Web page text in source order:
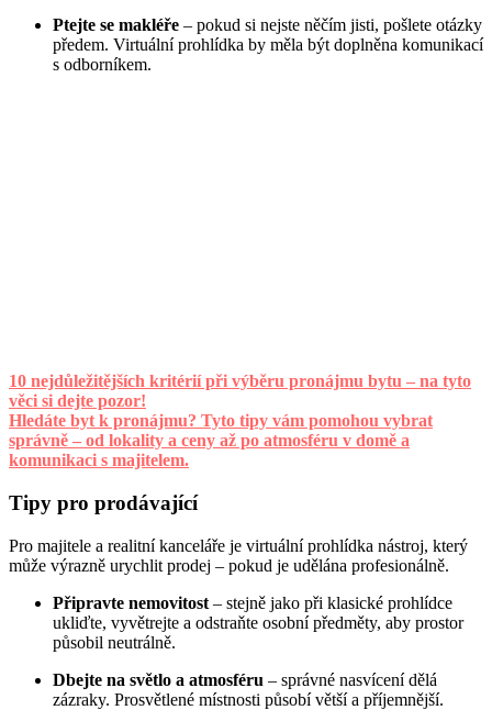
Ptejte se makléře – pokud si nejste něčím jisti, pošlete otázky
předem. Virtuální prohlídka by měla být doplněna komunikací
s odborníkem.
10 nejdůležitějších kritérií při výběru pronájmu bytu – na tyto
věci si dejte pozor!
Hledáte byt k pronájmu? Tyto tipy vám pomohou vybrat
správně – od lokality a ceny až po atmosféru v domě a
komunikaci s majitelem.
Tipy pro prodávající
Pro majitele a realitní kanceláře je virtuální prohlídka nástroj, který
může výrazně urychlit prodej – pokud je udělána profesionálně.
Připravte nemovitost – stejně jako při klasické prohlídce
ukliďte, vyvětrejte a odstraňte osobní předměty, aby prostor
působil neutrálně.
Dbejte na světlo a atmosféru – správné nasvícení dělá
zázraky. Prosvětlené místnosti působí větší a příjemnější.